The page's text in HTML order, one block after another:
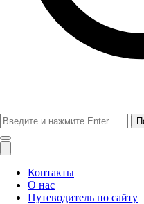
Поиск
для:
Контакты
О нас
Путеводитель по сайту